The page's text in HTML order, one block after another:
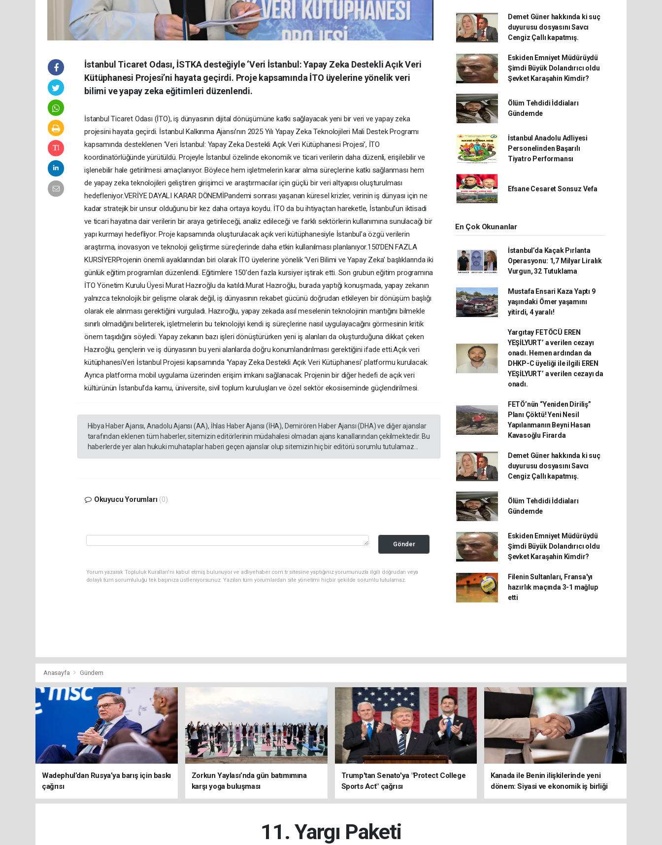
İstanbul Ticaret Odası, İSTKA desteğiyle ‘Veri İstanbul: Yapay Zeka Destekli Açık Veri
Kütüphanesi Projesi’ni hayata geçirdi. Proje kapsamında İTO üyelerine yönelik veri
bilimi ve yapay zeka eğitimleri düzenlendi.
İstanbul Ticaret Odası (İTO), iş dünyasının dijital dönüşümüne katkı sağlayacak yeni bir veri ve yapay zeka
projesini hayata geçirdi. İstanbul Kalkınma Ajansı’nın 2025 Yılı Yapay Zeka Teknolojileri Mali Destek Programı
kapsamında desteklenen ‘Veri İstanbul: Yapay Zeka Destekli Açık Veri Kütüphanesi Projesi’, İTO
koordinatörlüğünde yürütüldü. Projeyle İstanbul özelinde ekonomik ve ticari verilerin daha düzenli, erişilebilir ve
işlenebilir hale getirilmesi amaçlanıyor. Böylece hem işletmelerin karar alma süreçlerine katkı sağlanması hem
de yapay zeka teknolojileri geliştiren girişimci ve araştırmacılar için güçlü bir veri altyapısı oluşturulması
hedefleniyor.VERİYE DAYALI KARAR DÖNEMİPandemi sonrası yaşanan küresel krizler, verinin iş dünyası için ne
kadar stratejik bir unsur olduğunu bir kez daha ortaya koydu. İTO da bu ihtiyaçtan hareketle, İstanbul’un iktisadi
ve ticari hayatına dair verilerin bir araya getirileceği, analiz edileceği ve farklı sektörlerin kullanımına sunulacağı bir
yapı kurmayı hedefliyor. Proje kapsamında oluşturulacak açık veri kütüphanesiyle İstanbul’a özgü verilerin
araştırma, inovasyon ve teknoloji geliştirme süreçlerinde daha etkin kullanılması planlanıyor.150’DEN FAZLA
KURSİYERProjenin önemli ayaklarından biri olarak İTO üyelerine yönelik ‘Veri Bilimi ve Yapay Zeka’ başlıklarında iki
günlük eğitim programları düzenlendi. Eğitimlere 150’den fazla kursiyer iştirak etti. Son grubun eğitim programına
İTO Yönetim Kurulu Üyesi Murat Hazıroğlu da katıldı.Murat Hazıroğlu, burada yaptığı konuşmada, yapay zekanın
yalnızca teknolojik bir gelişme olarak değil, iş dünyasının rekabet gücünü doğrudan etkileyen bir dönüşüm başlığı
olarak ele alınması gerektiğini vurguladı. Hazıroğlu, yapay zekada asıl meselenin teknolojinin mantığını bilmekle
sınırlı olmadığını belirterek, işletmelerin bu teknolojiyi kendi iş süreçlerine nasıl uygulayacağını görmesinin kritik
önem taşıdığını söyledi. Yapay zekanın bazı işleri dönüştürürken yeni iş alanları da oluşturduğuna dikkat çeken
Hazıroğlu, gençlerin ve iş dünyasının bu yeni alanlarda doğru konumlandırılması gerektiğini ifade etti.Açık veri
kütüphanesiVeri İstanbul Projesi kapsamında ‘Yapay Zeka Destekli Açık Veri Kütüphanesi’ platformu kurulacak.
Ayrıca platforma mobil uygulama üzerinden erişim imkanı sağlanacak. Projenin bir diğer hedefi de açık veri
kültürünün İstanbul’da kamu, üniversite, sivil toplum kuruluşları ve özel sektör ekosiseminde güçlendirilmesi.
Hibya Haber Ajansı, Anadolu Ajansı (AA), İhlas Haber Ajansı (İHA), Demirören Haber Ajansı (DHA) ve diğer ajanslar
tarafından eklenen tüm haberler, sitemizin editörlerinin müdahalesi olmadan ajans kanallarından çekilmektedir. Bu
haberlerde yer alan hukuki muhataplar haberi geçen ajanslar olup sitemizin hiç bir editörü sorumlu tutulamaz...
Okuyucu Yorumları (0)
Gönder
Yorum yazarak Topluluk Kuralları’nı kabul etmiş bulunuyor ve adliyehaber.com.tr sitesine yaptığınız yorumunuzla ilgili doğrudan veya
dolaylı tüm sorumluluğu tek başınıza üstleniyorsunuz. Yazılan tüm yorumlardan site yönetimi hiçbir şekilde sorumlu tutulamaz.
Demet Güner hakkında ki suç
duyurusu dosyasını Savcı
Cengiz Çallı kapatmış.
Eskiden Emniyet Müdürüydü
Şimdi Büyük Dolandırıcı oldu
Şevket Karaşahin Kimdir?
Ölüm Tehdidi İddiaları
Gündemde
İstanbul Anadolu Adliyesi
Personelinden Başarılı
Tiyatro Performansı
Efsane Cesaret Sonsuz Vefa
En Çok Okunanlar
İstanbul’da Kaçak Pırlanta
Operasyonu: 1,7 Milyar Liralık
Vurgun, 32 Tutuklama
Mustafa Ensari Kaza Yaptı 9
yaşındaki Ömer yaşamını
yitirdi, 4 yaralı!
Yargıtay FETÖCÜ EREN
YEŞİLYURT’ a verilen cezayı
onadı. Hemen ardından da
DHKP-C üyeliği ile ilgili EREN
YEŞİLYURT’ a verilen cezayı da
onadı.
FETÖ’nün “Yeniden Diriliş”
Planı Çöktü! Yeni Nesil
Yapılanmanın Beyni Hasan
Kavasoğlu Firarda
Demet Güner hakkında ki suç
duyurusu dosyasını Savcı
Cengiz Çallı kapatmış.
Ölüm Tehdidi İddiaları
Gündemde
Eskiden Emniyet Müdürüydü
Şimdi Büyük Dolandırıcı oldu
Şevket Karaşahin Kimdir?
Filenin Sultanları, Fransa'yı
hazırlık maçında 3-1 mağlup
etti
Anasayfa Gündem
Wadephul’dan Rusya’ya barış için baskı
çağrısı
Zorkun Yaylası’nda gün batımımına
karşı yoga buluşması
Trump'tan Senato'ya "Protect College
Sports Act" çağrısı
Kanada ile Benin ilişkilerinde yeni
dönem: Siyasi ve ekonomik iş birliği
güçleniyor
11. Yargı Paketi